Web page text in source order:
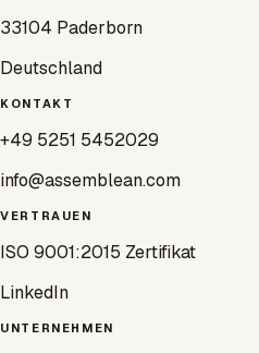
33104 Paderborn
Deutschland
KONTAKT
+49 5251 5452029
info@assemblean.com
VERTRAUEN
ISO 9001:2015 Zertifikat
LinkedIn
UNTERNEHMEN